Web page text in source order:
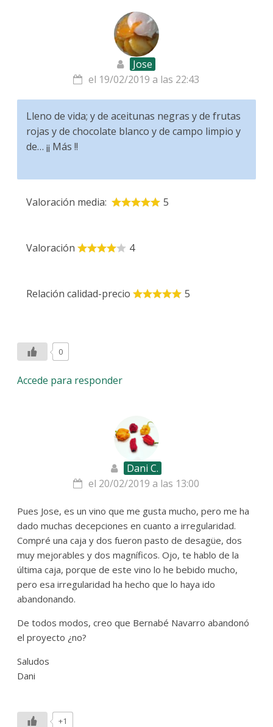
Jose
el 19/02/2019 a las 22:43
Lleno de vida; y de aceitunas negras y de frutas
rojas y de chocolate blanco y de campo limpio y
de… ¡¡ Más !!
Valoración media: 5
Valoración 4
Relación calidad-precio 5
0
Accede para responder
Dani C.
el 20/02/2019 a las 13:00
Pues Jose, es un vino que me gusta mucho, pero me ha
dado muchas decepciones en cuanto a irregularidad.
Compré una caja y dos fueron pasto de desagüe, dos
muy mejorables y dos magníficos. Ojo, te hablo de la
última caja, porque de este vino lo he bebido mucho,
pero esa irregularidad ha hecho que lo haya ido
abandonando.
De todos modos, creo que Bernabé Navarro abandonó
el proyecto ¿no?
Saludos
Dani
+1